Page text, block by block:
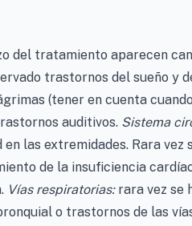
del tratamiento aparecen
trastornos del sueño y
(tener en cuenta
auditivos. Sistema
las extremidades. Rara vez
de la insuficiencia
Vías respiratorias:rara vez se
o trastornos de las